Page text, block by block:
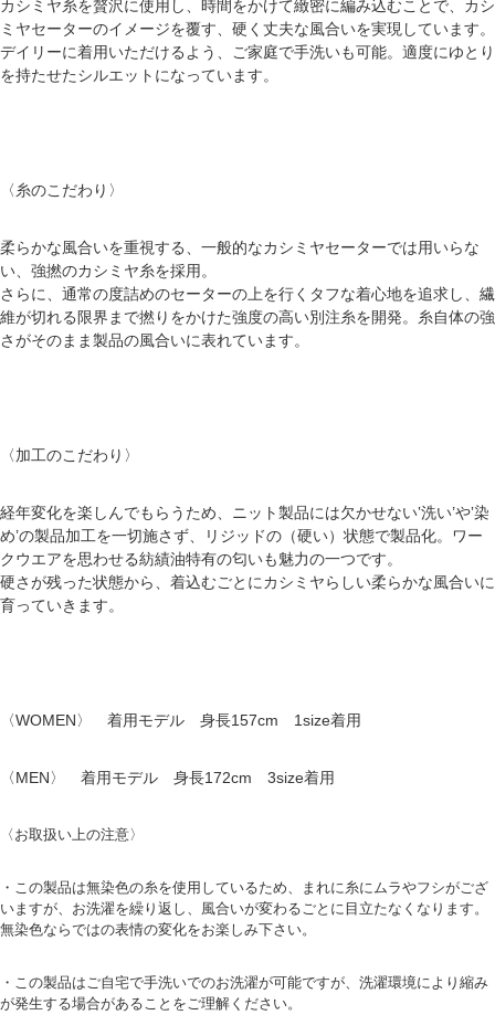
カシミヤ糸を贅沢に使用し、時間をかけて緻密に編み込むことで、カシ
ミヤセーターのイメージを覆す、硬く丈夫な風合いを実現しています。
デイリーに着用いただけるよう、ご家庭で手洗いも可能。適度にゆとり
を持たせたシルエットになっています。
〈糸のこだわり〉
柔らかな風合いを重視する、一般的なカシミヤセーターでは用いらな
い、強撚のカシミヤ糸を採用。
さらに、通常の度詰めのセーターの上を行くタフな着心地を追求し、繊
維が切れる限界まで撚りをかけた強度の高い別注糸を開発。糸自体の強
さがそのまま製品の風合いに表れています。
〈加工のこだわり〉
経年変化を楽しんでもらうため、ニット製品には欠かせない‛洗い’や‛染
め’の製品加工を一切施さず、リジッドの（硬い）状態で製品化。ワー
クウエアを思わせる紡績油特有の匂いも魅力の一つです。
硬さが残った状態から、着込むごとにカシミヤらしい柔らかな風合いに
育っていきます。
〈WOMEN〉 着用モデル 身長157cm 1size着用
〈MEN〉 着用モデル 身長172cm 3size着用
〈お取扱い上の注意〉
・この製品は無染色の糸を使用しているため、まれに糸にムラやフシがござ
いますが、お洗濯を繰り返し、風合いが変わるごとに目立たなくなります。
無染色ならではの表情の変化をお楽しみ下さい。
・この製品はご自宅で手洗いでのお洗濯が可能ですが、洗濯環境により縮み
が発生する場合があることをご理解ください。